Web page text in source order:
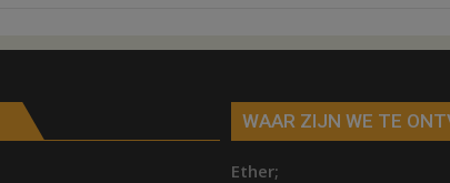
WAAR ZIJN WE TE
Ether;